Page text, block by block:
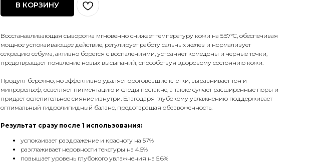
В КОРЗИНУ
Восстанавливающая сыворотка мгновенно снижает температуру кожи на 5.57°C, обеспечивая
мощное успокаивающее действие, регулирует работу сальных желез и нормализует
секрецию себума, активно борется с воспалениями, устраняет комедоны и черные точки,
предотвращает появление новых высыпаний, способствуя здоровому состоянию кожи.
Продукт бережно, но эффективно удаляет ороговевшие клетки, выравнивает тон и
микрорельеф, осветляет пигментацию и следы постакне, а также сужает расширенные поры и
придаёт ослепительное сияние изнутри. Благодаря глубокому увлажнению поддерживает
оптимальный гидролипидный баланс, предотвращая обезвоженность.
Результат сразу после 1 использования:
успокаивает раздражение и красноту на 57%
разглаживает неровности текстуры на 4.5%
повышает уровень глубокого увлажнения на 5.6%